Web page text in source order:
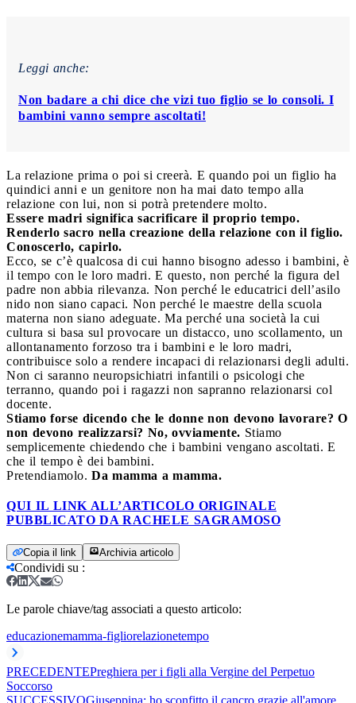
Leggi anche:
Non badare a chi dice che vizi tuo figlio se lo consoli. I
bambini vanno sempre ascoltati!
La relazione prima o poi si creerà. E quando poi un figlio ha
quindici anni e un genitore non ha mai dato tempo alla
relazione con lui, non si potrà pretendere molto.
Essere madri significa sacrificare il proprio tempo.
Renderlo sacro nella creazione della relazione con il figlio.
Conoscerlo, capirlo.
Ecco, se c’è qualcosa di cui hanno bisogno adesso i bambini, è
il tempo con le loro madri. E questo, non perché la figura del
padre non abbia rilevanza. Non perché le educatrici dell’asilo
nido non siano capaci. Non perché le maestre della scuola
materna non siano adeguate. Ma perché una società la cui
cultura si basa sul provocare un distacco, uno scollamento, un
allontanamento forzoso tra i bambini e le loro madri,
contribuisce solo a rendere incapaci di relazionarsi degli adulti.
Non ci saranno neuropsichiatri infantili o psicologi che
terranno, quando poi i ragazzi non sapranno relazionarsi col
docente.
Stiamo forse dicendo che le donne non devono lavorare? O
non devono realizzarsi? No, ovviamente. Stiamo
semplicemente chiedendo che i bambini vengano ascoltati. E
che il tempo è dei bambini.
Pretendiamolo. Da mamma a mamma.
QUI IL LINK ALL’ARTICOLO ORIGINALE
PUBBLICATO DA RACHELE SAGRAMOSO
Copia il link Archivia articolo
Condividi su :
Le parole chiave/tag associati a questo articolo:
educazionemamma-figliorelazionetempo
PRECEDENTEPreghiera per i figli alla Vergine del Perpetuo
Soccorso
SUCCESSIVOGiuseppina: ho sconfitto il cancro grazie all'amore